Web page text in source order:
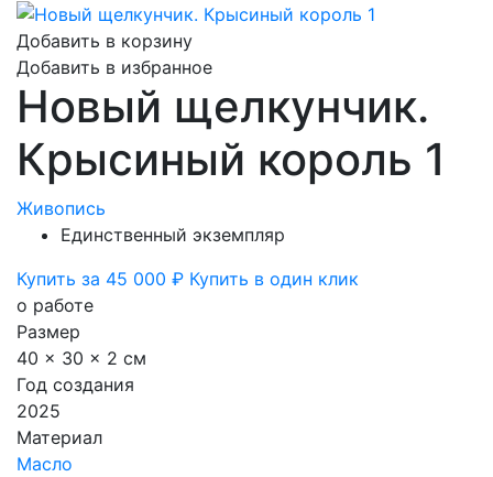
Добавить в корзину
Добавить в избранное
Новый щелкунчик.
Крысиный король 1
Живопись
Единственный экземпляр
Купить за 45 000 ₽ Купить в один клик
о работе
Размер
40 x 30 x 2 см
Год создания
2025
Материал
Масло